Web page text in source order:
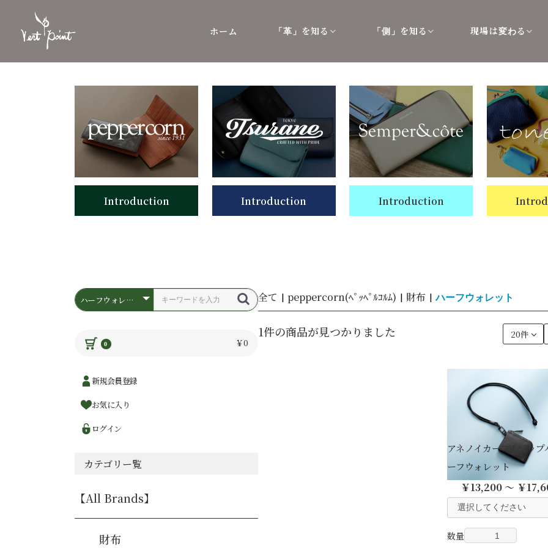
ホーム 「革」 を知る 「側」 を知る 現場は変わ る
Introduction Introduction Introduction
0 ￥0
新規会員登録
お気に入り
ログイン
カテゴリー覧
【All Brands】
財布
全て | peppercorn(ﾍﾟｯﾍﾟﾙｺﾙﾑ) | 財布 | ハーフウォレット
1件の商品が見つかりました
アネノイカーフ Lジップ
ーフウォレット
￥13,200 ～ ￥
数量